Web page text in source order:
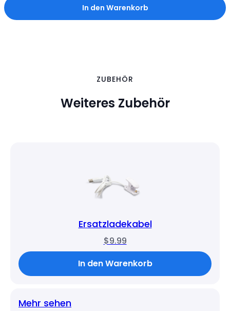
In den Warenkorb
ZUBEHÖR
Weiteres Zubehör
Ersatzladekabel
$9.99
In den Warenkorb
Mehr sehen